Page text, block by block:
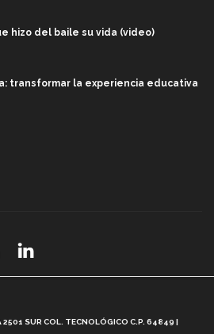
hizo del baile su vida (video)
transformar la experiencia educativa
2501 SUR COL. TECNOLÓGICO C.P. 64849 |